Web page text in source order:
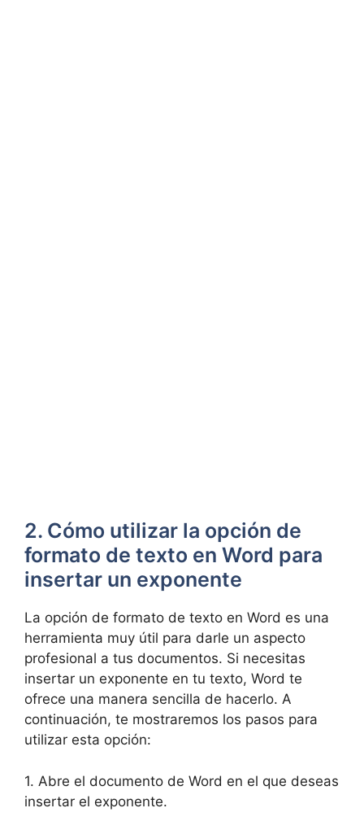
2. Cómo utilizar la opción de
formato de texto en Word para
insertar un exponente
La opción de formato de texto en Word es una
herramienta muy útil para darle un aspecto
profesional a tus documentos. Si necesitas
insertar un exponente en tu texto, Word te
ofrece una manera sencilla de hacerlo. A
continuación, te mostraremos los pasos para
utilizar esta opción:
1. Abre el documento de Word en el que deseas
insertar el exponente.